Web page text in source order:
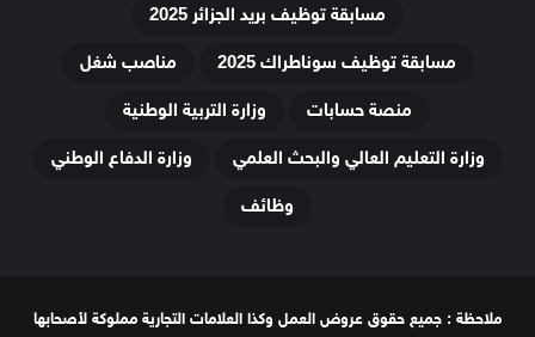
مسابقة توظيف بريد الجزائر 2025
مسابقة توظيف سوناطراك 2025
مناصب شغل
منصة حسابات
وزارة التربية الوطنية
وزارة التعليم العالي والبحث العلمي
وزارة الدفاع الوطني
وظائف
ملاحظة : جميع حقوق عروض العمل وكذا العلامات التجارية مملوكة لأصحابها